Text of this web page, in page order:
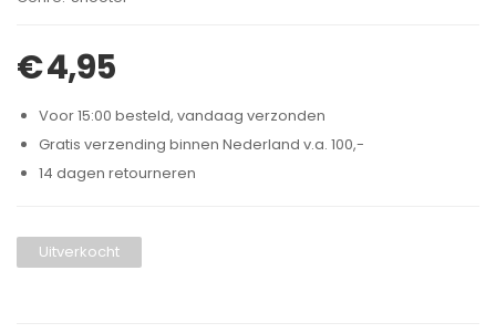
€4,95
Voor 15:00 besteld, vandaag verzonden
Gratis verzending binnen Nederland v.a. 100,-
14 dagen retourneren
Uitverkocht